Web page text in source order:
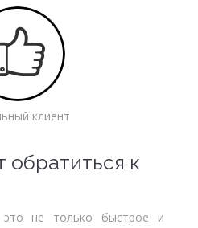
клиент
обратиться к
это не только быстрое и